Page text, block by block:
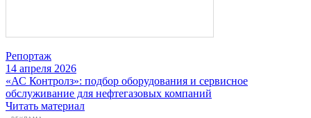
Репортаж
14 апреля 2026
«АС Контролз»: подбор оборудования и сервисное
обслуживание для нефтегазовых компаний
Читать материал